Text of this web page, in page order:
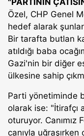
"PARTİNİN
Özel, CHP Genel
hedef alarak
Bir tarafta butlan
atıldığı baba
Gazi'nin bir diğer
ülkesine sahip
Parti yönetiminde
olarak ise: "İtirafçı
oturuyor. Canımız
canıyla